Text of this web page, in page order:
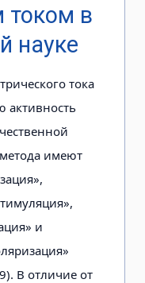
током в
науке
тока
активность
имеют
и
В отличие от